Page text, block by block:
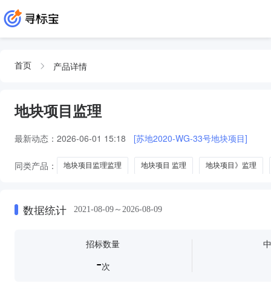
首页 产品详情
地块项目监理
最新动态： 2026-06-01 15:18 [苏地2020-WG-33号地块项目]
同类产品： 地块项目监理监理 地块项目 监理 地块项目》监理
数据统计 2021-08-09～2026-08-09
招标数量
-次